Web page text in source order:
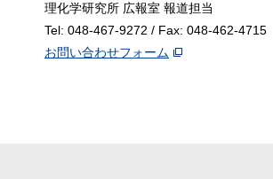
理化学研究所 広報室 報道担当
Tel: 048-467-9272 / Fax: 048-462-4715
お問い合わせフォーム